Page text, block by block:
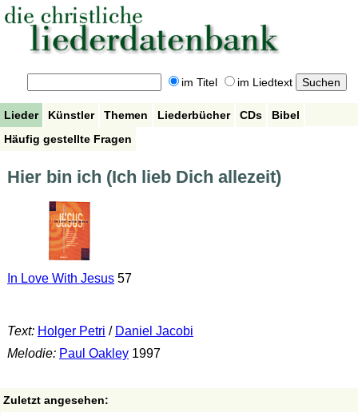
im Titel im Liedtext
Lieder Künstler Themen Liederbücher CDs
Bibel
Häufig gestellte Fragen
Hier bin ich (Ich lieb Dich allezeit)
In Love With Jesus57
Text: Holger Petri / Daniel Jacobi
Melodie: Paul Oakley1997
Zuletzt angesehen: